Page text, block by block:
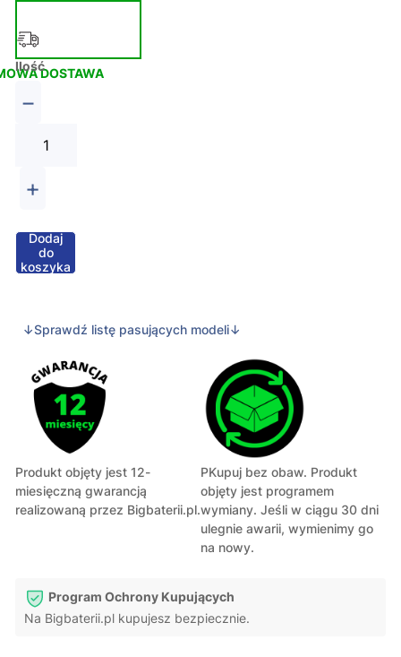
DOSTAWA
Ilość
−
+
Dodaj
do
koszyka
↓Sprawdź listę pasujących modeli↓
Produkt objęty jest 12-
miesięczną gwarancją
realizowaną przez Bigbaterii.pl.
PKupuj bez obaw. Produkt
objęty jest programem
wymiany. Jeśli w ciągu 30 dni
ulegnie awarii, wymienimy go
na nowy.
Program Ochrony Kupujących
Na Bigbaterii.pl kupujesz bezpiecznie.